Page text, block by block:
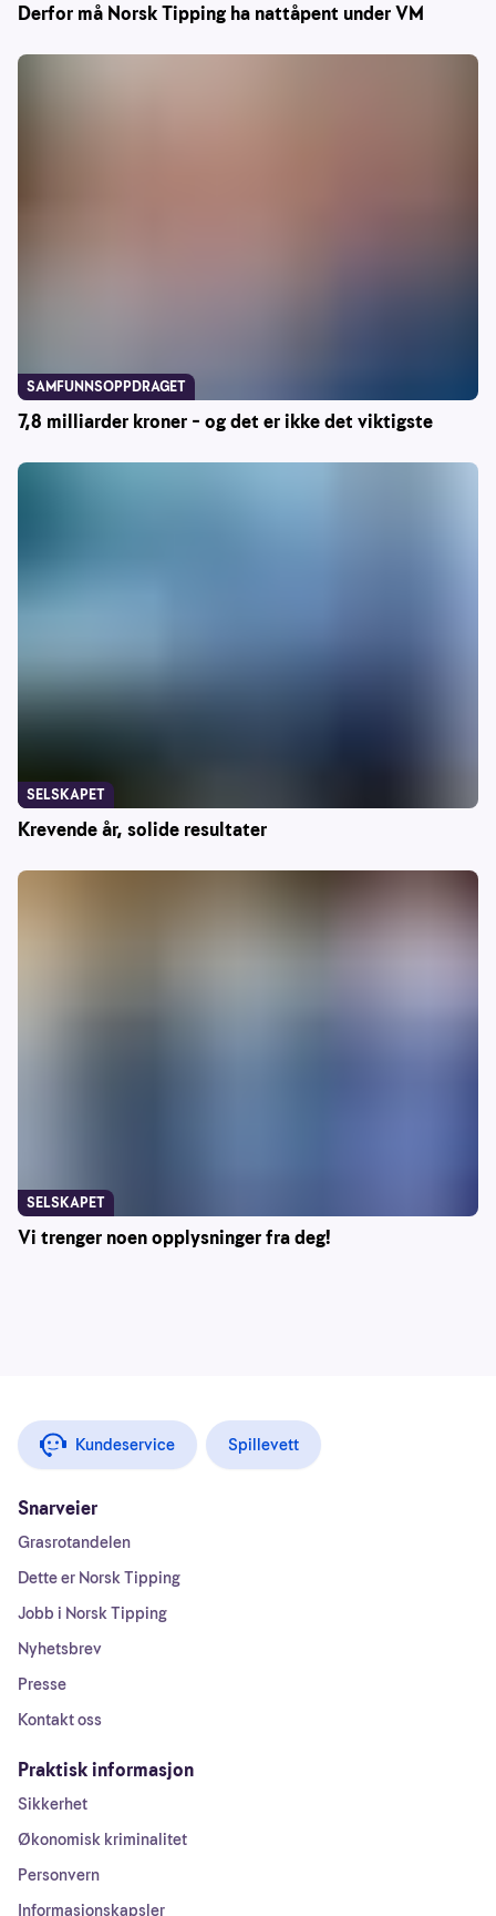
Derfor må Norsk Tipping ha nattåpent under VM
7,8 milliarder kroner – og det er ikke det viktigste
SAMFUNNSOPPDRAGET
Krevende år, solide resultater
SELSKAPET
Vi trenger noen opplysninger fra deg!
SELSKAPET
Kundeservice Spillevett
Snarveier
Grasrotandelen
Dette er Norsk Tipping
Jobb i Norsk Tipping
Nyhetsbrev
Presse
Kontakt oss
Praktisk informasjon
Sikkerhet
Økonomisk kriminalitet
Personvern
Informasjonskapsler